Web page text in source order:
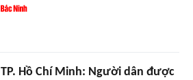
TP. Hồ Chí Minh: Người dân được